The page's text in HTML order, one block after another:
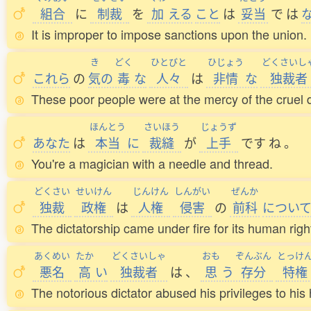
組合 に 制裁 を 加 える こと は 妥当 で は
It is improper to impose sanctions upon the union.
これら の
き
気の
どく
毒 な
ひとびと
人々 は
ひじょう
非情 な
どくさいし
独裁者
These poor people were at the mercy of the cruel
あなた は
ほんとう
本当 に
さいほう
裁縫 が
じょうず
上手 です ね。
You're a magician with a needle and thread.
どくさい
独裁
せいけん
政権 は
じんけん
人権
しんがい
侵害 の
ぜんか
前科 について
The dictatorship came under fire for its human
あくめい
悪名
たか
高 い
どくさいしゃ
独裁者 は 、
おも
思 う
ぞんぶん
存分
とっけ
特権
The notorious dictator abused his privileges to his